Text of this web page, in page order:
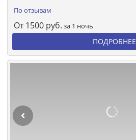
По отзывам
От 1500 руб. за 1 ночь
ПОДРОБНЕЕ